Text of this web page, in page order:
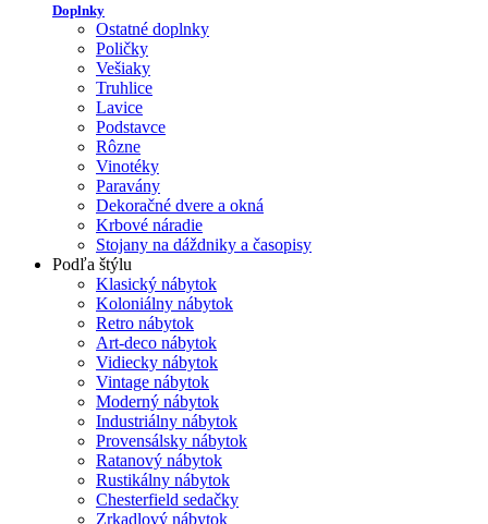
Doplnky
Ostatné doplnky
Poličky
Vešiaky
Truhlice
Lavice
Podstavce
Rôzne
Vinotéky
Paravány
Dekoračné dvere a okná
Krbové náradie
Stojany na dáždniky a časopisy
Podľa štýlu
Klasický nábytok
Koloniálny nábytok
Retro nábytok
Art-deco nábytok
Vidiecky nábytok
Vintage nábytok
Moderný nábytok
Industriálny nábytok
Provensálsky nábytok
Ratanový nábytok
Rustikálny nábytok
Chesterfield sedačky
Zrkadlový nábytok